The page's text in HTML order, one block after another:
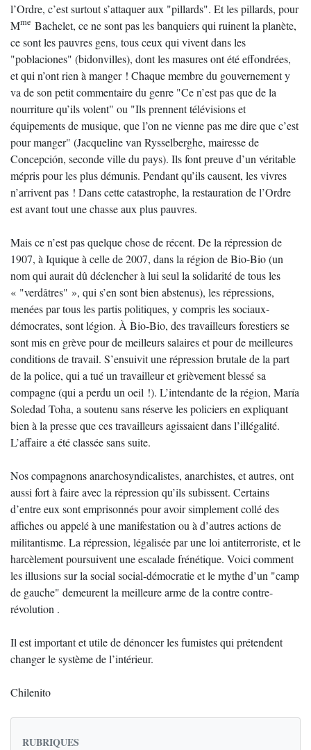
l’Ordre, c’est surtout s’attaquer aux "pillards". Et les pillards, pour
Mme Bachelet, ce ne sont pas les banquiers qui ruinent la planète,
ce sont les pauvres gens, tous ceux qui vivent dans les
"poblaciones" (bidonvilles), dont les masures ont été effondrées,
et qui n’ont rien à manger ! Chaque membre du gouvernement y
va de son petit commentaire du genre "Ce n’est pas que de la
nourriture qu’ils volent" ou "Ils prennent télévisions et
équipements de musique, que l’on ne vienne pas me dire que c’est
pour manger" (Jacqueline van Rysselberghe, mairesse de
Concepción, seconde ville du pays). Ils font preuve d’un véritable
mépris pour les plus démunis. Pendant qu’ils causent, les vivres
n’arrivent pas ! Dans cette catastrophe, la restauration de l’Ordre
est avant tout une chasse aux plus pauvres.
Mais ce n’est pas quelque chose de récent. De la répression de
1907, à Iquique à celle de 2007, dans la région de Bio-Bio (un
nom qui aurait dû déclencher à lui seul la solidarité de tous les
« "verdâtres" », qui s’en sont bien abstenus), les répressions,
menées par tous les partis politiques, y compris les sociaux-
démocrates, sont légion. À Bio-Bio, des travailleurs forestiers se
sont mis en grève pour de meilleurs salaires et pour de meilleures
conditions de travail. S’ensuivit une répression brutale de la part
de la police, qui a tué un travailleur et grièvement blessé sa
compagne (qui a perdu un oeil !). L’intendante de la région, María
Soledad Toha, a soutenu sans réserve les policiers en expliquant
bien à la presse que ces travailleurs agissaient dans l’illégalité.
L’affaire a été classée sans suite.
Nos compagnons anarchosyndicalistes, anarchistes, et autres, ont
aussi fort à faire avec la répression qu’ils subissent. Certains
d’entre eux sont emprisonnés pour avoir simplement collé des
affiches ou appelé à une manifestation ou à d’autres actions de
militantisme. La répression, légalisée par une loi antiterroriste, et le
harcèlement poursuivent une escalade frénétique. Voici comment
les illusions sur la social social-démocratie et le mythe d’un "camp
de gauche" demeurent la meilleure arme de la contre contre-
révolution .
Il est important et utile de dénoncer les fumistes qui prétendent
changer le système de l’intérieur.
Chilenito
RUBRIQUES